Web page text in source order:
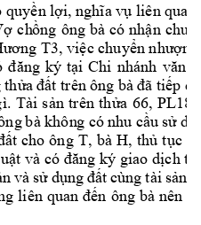
quyền lợi, nghĩa vụ liên
chồng ông bà có nhận
T3, việc chuyển
đăng ký tại Chi nhánh văn
thửa đất trên ông bà đã tiếp
ì. Tài sản trên thửa 66, PL18
bà không có nhu cầu sử
cho ông T, bà H, thủ tục
và có đăng ký giao dịch
và sử dụng đất cùng tài sản
liên quan đến ông bà nên